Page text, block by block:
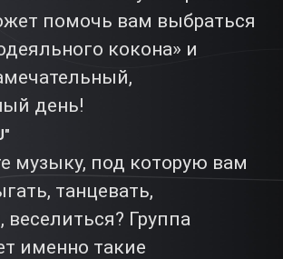
помочь вам выбраться
кокона» и
день!
музыку, под которую вам
танцевать,
веселиться? Группа
именно такие